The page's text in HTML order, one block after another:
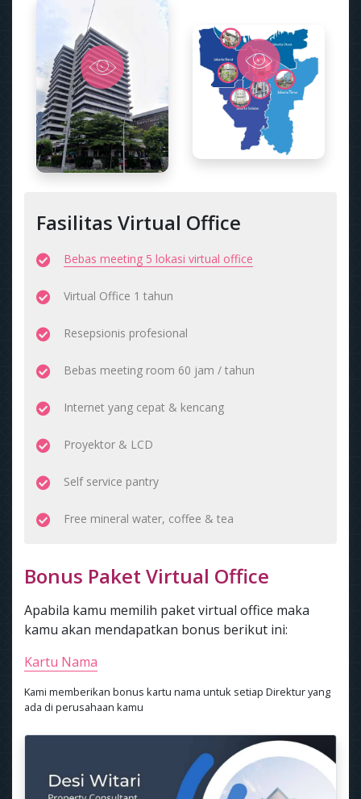
Fasilitas Virtual Office
Bebas meeting 5 lokasi virtual office
Virtual Office 1 tahun
Resepsionis profesional
Bebas meeting room 60 jam / tahun
Internet yang cepat & kencang
Proyektor & LCD
Self service pantry
Free mineral water, coffee & tea
Bonus Paket Virtual Office
Apabila kamu memilih paket virtual office maka
kamu akan mendapatkan bonus berikut ini:
Kartu Nama
Kami memberikan bonus kartu nama untuk setiap Direktur yang
ada di perusahaan kamu